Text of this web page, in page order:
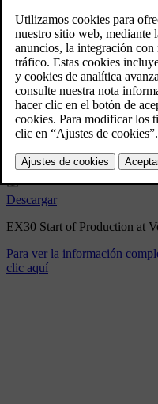
EX30 Start
Volvo Car
4/25/2025
Marcador
Compartir
Descargar
EX30 Start of Production at
Para ver la información
clic aquí